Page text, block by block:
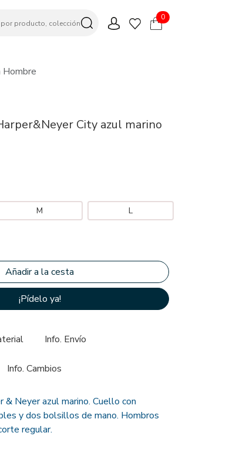
0
Hombre
City azul marino
M L
¡Pídelo ya!
Info. Envío
Info. Cambios
& Neyer azul marino. Cuello con
y dos bolsillos de mano. Hombros
regular.